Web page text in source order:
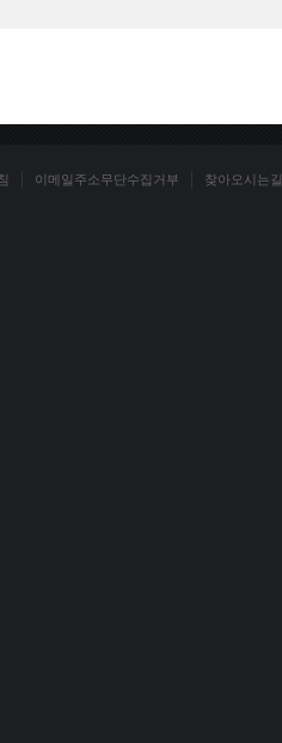
이메일주소무단수집거부 찾아오시는길